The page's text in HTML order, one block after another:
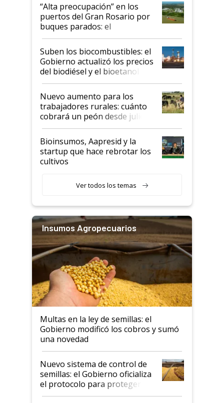
“Alta preocupación” en los
puertos del Gran Rosario por
buques parados: el
funcionamiento de las
exportadoras en tensión tras
la medida de fuerza de los
prácticos
Suben los biocombustibles: el
Gobierno actualizó los precios
del biodiésel y el bioetanol
Nuevo aumento para los
trabajadores rurales: cuánto
cobrará un peón desde julio
Bioinsumos, Aapresid y la
startup que hace rebrotar los
cultivos
Ver todos los temas
Insumos Agropecuarios
Multas en la ley de semillas: el
Gobierno modificó los cobros y sumó
una novedad
Nuevo sistema de control de
semillas: el Gobierno oficializa
el protocolo para proteger la
propiedad intelectual